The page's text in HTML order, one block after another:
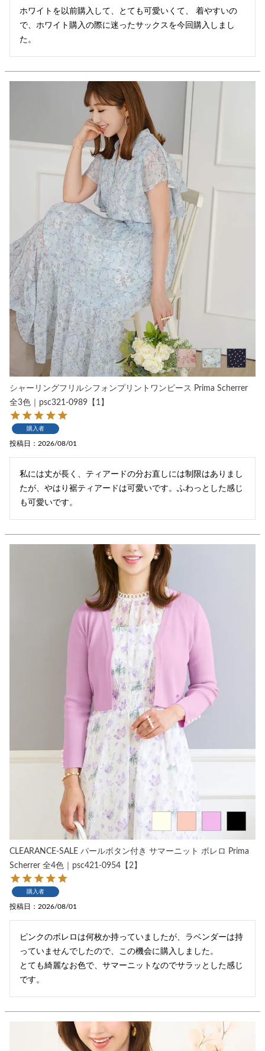
ホワイトを以前購入して、とても可愛いくて、 着やすいの
で、ホワイト購入の際に迷ったサックスを今回購入しまし
た。
シャーリングフリルシフォンプリントワンピース Prima Scherrer
全3色｜psc321-0989【1】
購入者
投稿日 2026/08/01
私には丈が長く、ティアードの分お直しには制限はありまし
たが、やはり裾ティアードは可愛いです。ふわっとした感じ
も可愛いです。
CLEARANCE-SALE パールボタン付き サマーニット ボレロ Prima
Scherrer 全4色｜psc421-0954【2】
購入者
投稿日 2026/08/01
ピンクのボレロは何枚か持っていましたが、ラベンダーは持
っていませんでしたので、この機会に購入しました。
とても綺麗なお色で、サマーニットなのでサラッとした感じ
です。